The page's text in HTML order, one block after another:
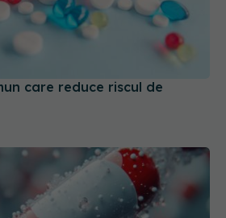
care reduce riscul de